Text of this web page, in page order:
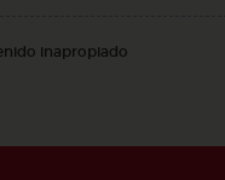
inapropiado